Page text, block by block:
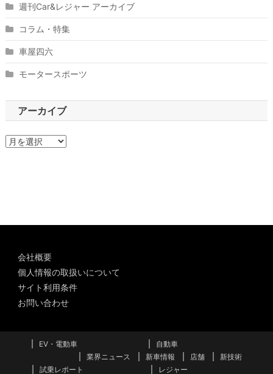
週刊Car&レジャー アーカイブ
コラム・特集
車屋四六
モータースポーツ
アーカイブ
ア
会社概要
個人情報の取扱いについて
サイト利用条件
お問い合わせ
EV・電動車
自動車
業界ニュース
新車情報 店舗
新技術
試乗レポート
レジャー